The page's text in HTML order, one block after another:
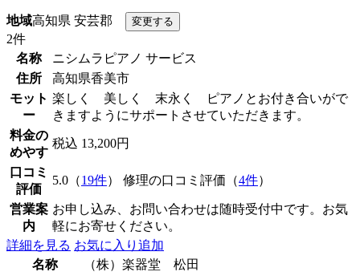
地域高知県 安芸郡
2件
名称
ニシムラピアノ サービス
住所
高知県香美市
モット
ー
楽しく 美しく 末永く ピアノとお付き合いがで
きますようにサポートさせていただきます。
料金の
めやす
税込 13,200円
口コミ
評価
5.0（19件） 修理の口コミ評価（4件）
営業案
内
お申し込み、お問い合わせは随時受付中です。お気
軽にお寄せください。
詳細を見る お気に入り追加
名称
（株）楽器堂 松田